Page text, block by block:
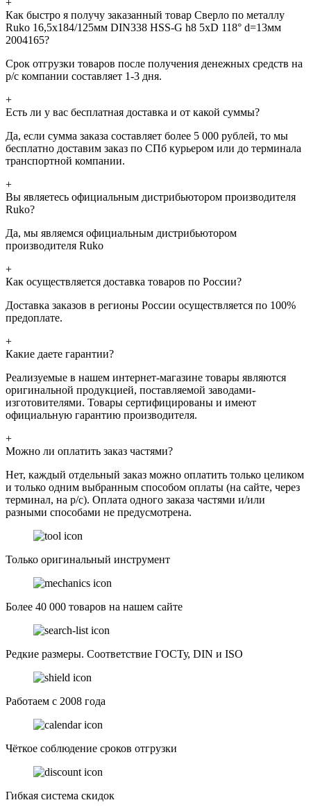
Как быстро я получу заказанный товар Сверло по металлу
Ruko 16,5x184/125мм DIN338 HSS-G h8 5xD 118° d=13мм
2004165?
Срок отгрузки товаров после получения денежных средств на
р/с компании составляет 1-3 дня.
+
Есть ли у вас бесплатная доставка и от какой суммы?
Да, если сумма заказа составляет более 5 000 рублей, то мы
бесплатно доставим заказ по СПб курьером или до терминала
транспортной компании.
+
Вы являетесь официальным дистрибьютором производителя
Ruko?
Да, мы являемся официальным дистрибьютором
производителя Ruko
+
Как осуществляется доставка товаров по России?
Доставка заказов в регионы России осуществляется по 100%
предоплате.
+
Какие даете гарантии?
Реализуемые в нашем интернет-магазине товары являются
оригинальной продукцией, поставляемой заводами-
изготовителями. Товары сертифицированы и имеют
официальную гарантию производителя.
+
Можно ли оплатить заказ частями?
Нет, каждый отдельный заказ можно оплатить только целиком
и только одним выбранным способом оплаты (на сайте, через
терминал, на р/с). Оплата одного заказа частями и/или
разными способами не предусмотрена.
Только оригинальный инструмент
Более 40 000 товаров на нашем сайте
Редкие размеры. Соответствие ГОСТу, DIN и ISO
Работаем с 2008 года
Чёткое соблюдение сроков отгрузки
Гибкая система скидок